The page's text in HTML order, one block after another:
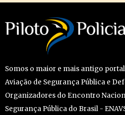
Somos o maior e mais antigo
Aviação de Segurança Pública e
Organizadores do Encontro
Segurança Pública do Brasil -